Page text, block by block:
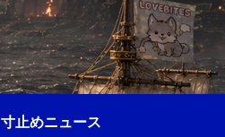
寸止めニュース